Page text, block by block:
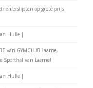
op grote prijs
Hulle |
van GYMCLUB Laarne,
Sporthal van Laarne!
Hulle |